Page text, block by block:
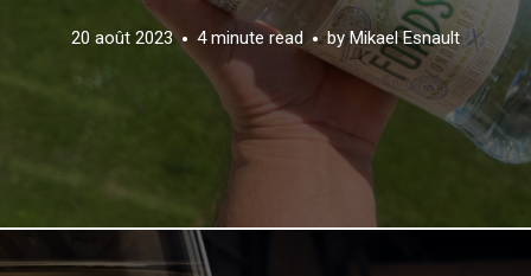
20 août 2023 4 minute read byMikael Esnault